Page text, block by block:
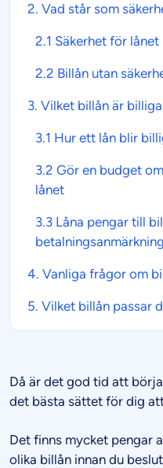
2. Vad står som
2.1 Säkerhet för lånet
2.2 Billån utan
3. Vilket billån är
3.1 Hur ett lån blir
3.2 Gör en budget
lånet
3.3 Låna pengar till
betalningsanmärkning
4. Vanliga frågor om
5. Vilket billån passar
Då är det god tid att
det bästa sättet för dig
Det finns mycket pengar
olika billån innan du